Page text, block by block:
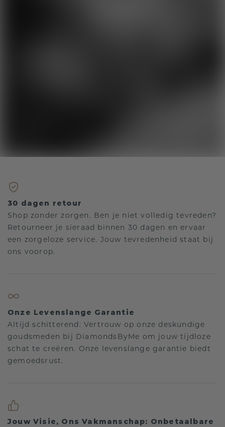
30 dagen retour
Shop zonder zorgen. Ben je niet volledig tevreden?
Retourneer je sieraad binnen 30 dagen en ervaar
een zorgeloze service. Jouw tevredenheid staat bij
ons voorop.
Onze Levenslange Garantie
Altijd schitterend: Vertrouw op onze deskundige
goudsmeden bij DiamondsByMe om jouw tijdloze
schat te creëren. Onze levenslange garantie biedt
gemoedsrust.
Jouw Visie, Ons Vakmanschap: Onbetaalbare